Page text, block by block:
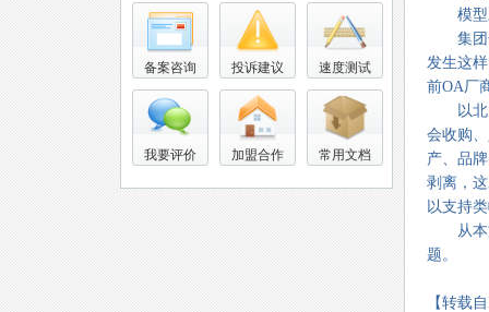
备案咨询 投诉建议 速度测试
我要评价 加盟合作 常用文档
模型三
集团化
发生这
前OA厂
以北大
会收购
产、品
剥离，
以支持
从本文
题。
【转载